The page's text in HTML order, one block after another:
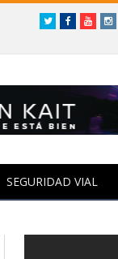
TwitterFacebook
SEGURIDAD VIAL